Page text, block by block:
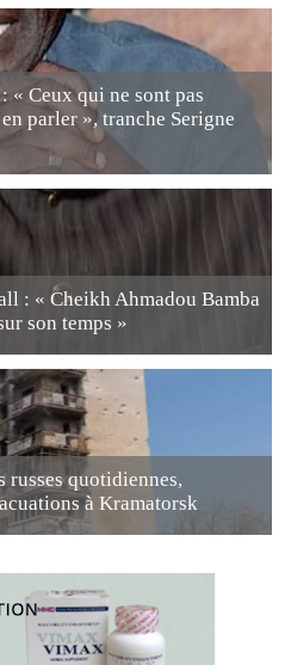
« Ceux qui ne sont pas
parler », tranche Serigne
: « Cheikh Ahmadou Bamba
son temps »
russes quotidiennes,
à Kramatorsk